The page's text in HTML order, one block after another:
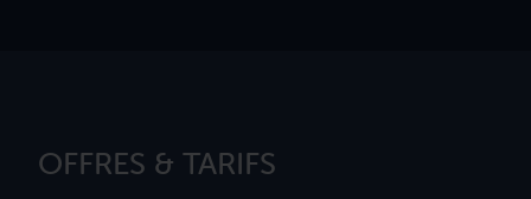
OFFRES & TARIFS